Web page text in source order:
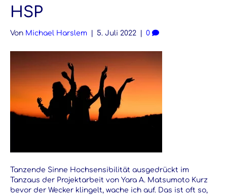
HSP
Von Michael Harslem 5. Juli 2022 0
Tanzende Sinne Hochsensibilität ausgedrückt im
Tanzaus der Projektarbeit von Yara A. Matsumoto Kurz
bevor der Wecker klingelt, wache ich auf. Das ist oft so,